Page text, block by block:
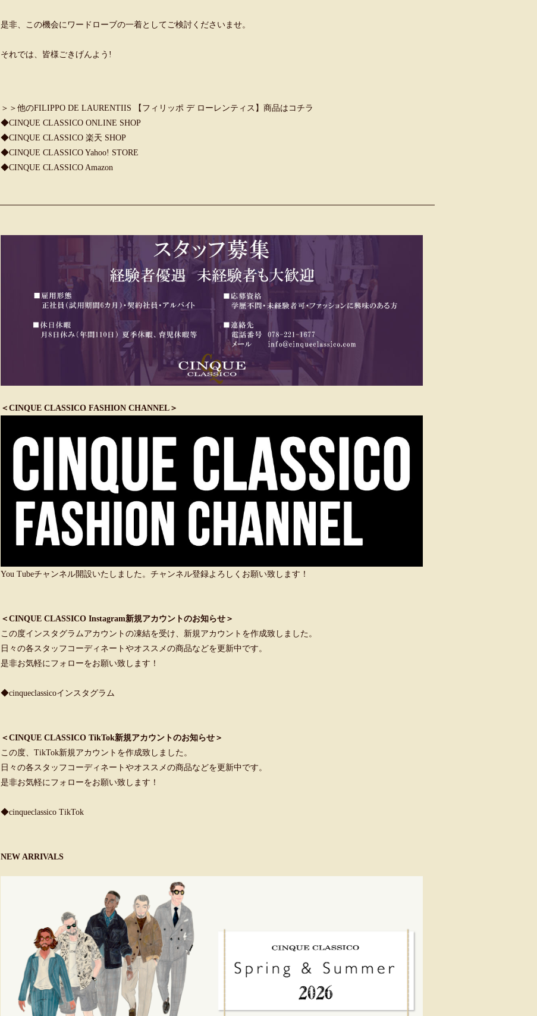
是非、この機会にワードローブの一着としてご検討くださいませ。
それでは、皆様ごきげんよう!
＞＞他のFILIPPO DE LAURENTIIS 【フィリッポ デ ローレンティス】商品はコチラ
◆CINQUE CLASSICO ONLINE SHOP
◆CINQUE CLASSICO 楽天 SHOP
◆CINQUE CLASSICO Yahoo! STORE
◆CINQUE CLASSICO Amazon
＜CINQUE CLASSICO FASHION CHANNEL＞
You Tubeチャンネル開設いたしました。チャンネル登録よろしくお願い致します！
＜CINQUE CLASSICO Instagram新規アカウントのお知らせ＞
この度インスタグラムアカウントの凍結を受け、新規アカウントを作成致しました。
日々の各スタッフコーディネートやオススメの商品などを更新中です。
是非お気軽にフォローをお願い致します！
◆cinqueclassicoインスタグラム
＜CINQUE CLASSICO TikTok新規アカウントのお知らせ＞
この度、TikTok新規アカウントを作成致しました。
日々の各スタッフコーディネートやオススメの商品などを更新中です。
是非お気軽にフォローをお願い致します！
◆cinqueclassico TikTok
NEW ARRIVALS